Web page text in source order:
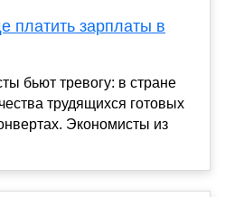
платить зарплаты в
бьют тревогу: в стране
трудящихся готовых
Экономисты из